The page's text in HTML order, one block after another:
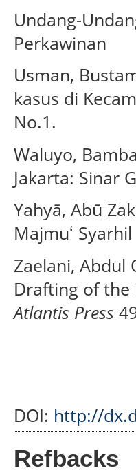
Undang-
Perkawinan
Usman,
kasus di
No.1.
Waluyo,
Jakarta: Sinar
Yahyā, Abū
Majmuʻ
Zaelani, Abdul
Drafting of the
Atlantis Press
DOI: http://
Refbacks